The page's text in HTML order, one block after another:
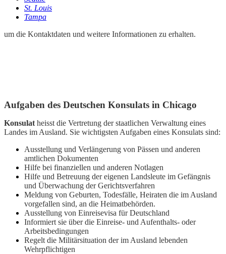
St. Louis
Tampa
um die Kontaktdaten und weitere Informationen zu erhalten.
Aufgaben des Deutschen Konsulats in Chicago
Konsulat heisst die Vertretung der staatlichen Verwaltung eines
Landes im Ausland. Sie wichtigsten Aufgaben eines Konsulats sind:
Ausstellung und Verlängerung von Pässen und anderen
amtlichen Dokumenten
Hilfe bei finanziellen und anderen Notlagen
Hilfe und Betreuung der eigenen Landsleute im Gefängnis
und Überwachung der Gerichtsverfahren
Meldung von Geburten, Todesfälle, Heiraten die im Ausland
vorgefallen sind, an die Heimatbehörden.
Ausstellung von Einreisevisa für Deutschland
Informiert sie über die Einreise- und Aufenthalts- oder
Arbeitsbedingungen
Regelt die Militärsituation der im Ausland lebenden
Wehrpflichtigen